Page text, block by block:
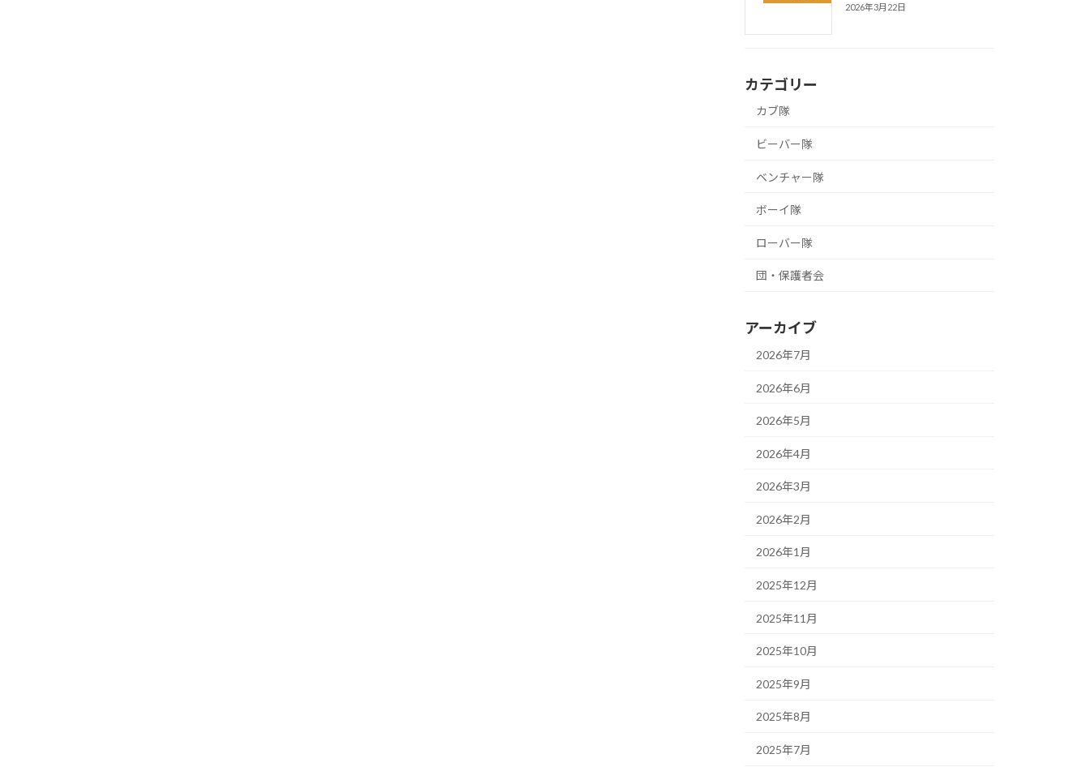
2026年3月22日
カテゴリー
カブ隊
ビーバー隊
ベンチャー隊
ボーイ隊
ローバー隊
団・保護者会
アーカイブ
2026年7月
2026年6月
2026年5月
2026年4月
2026年3月
2026年2月
2026年1月
2025年12月
2025年11月
2025年10月
2025年9月
2025年8月
2025年7月